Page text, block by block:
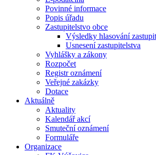
Povinné informace
Popis úřadu
Zastupitelstvo obce
Výsledky hlasování
Usnesení zastupitelstva
Vyhlášky a zákony
Rozpočet
Registr oznámení
Veřejné zakázky
Dotace
Aktuálně
Aktuality
Kalendář akcí
Smuteční oznámení
Formuláře
Organizace